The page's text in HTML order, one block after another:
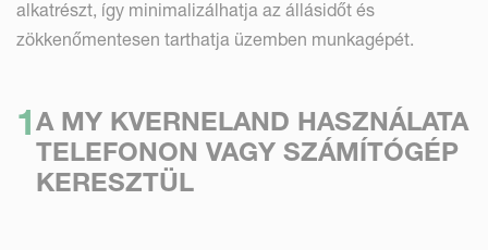
alkatrészt, így minimalizálhatja az állásidőt és
zökkenőmentesen tarthatja üzemben munkagépét.
A MY KVERNELAND HASZNÁLATA
TELEFONON VAGY SZÁMÍTÓGÉP
KERESZTÜL